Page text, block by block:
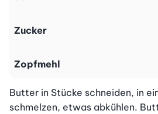
Zucker
Zopfmehl
Butter in Stücke schneiden, in
schmelzen, etwas abkühlen.